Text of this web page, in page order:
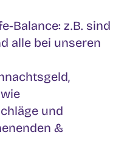
Balance: z.B. sind
alle bei unseren
und
&